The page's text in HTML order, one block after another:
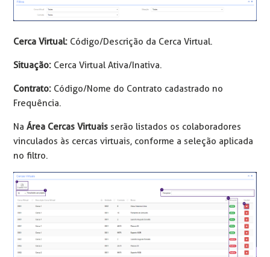
Cerca Virtual: Código/Descrição da Cerca Virtual.
Situação: Cerca Virtual Ativa/Inativa.
Contrato: Código/Nome do Contrato cadastrado no
Frequência.
NaÁrea Cercas Virtuais serão listados os colaboradores
vinculados às cercas virtuais, conforme a seleção aplicada
no filtro.